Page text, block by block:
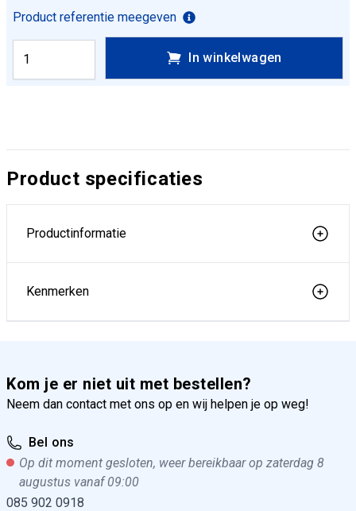
Product referentie meegeven
In winkelwagen
Product specificaties
Productinformatie
Kenmerken
Kom je er niet uit met bestellen?
Neem dan contact met ons op en wij helpen je op weg!
Bel ons
Op dit moment gesloten, weer bereikbaar op zaterdag 8
augustus vanaf 09:00
085 902 0918